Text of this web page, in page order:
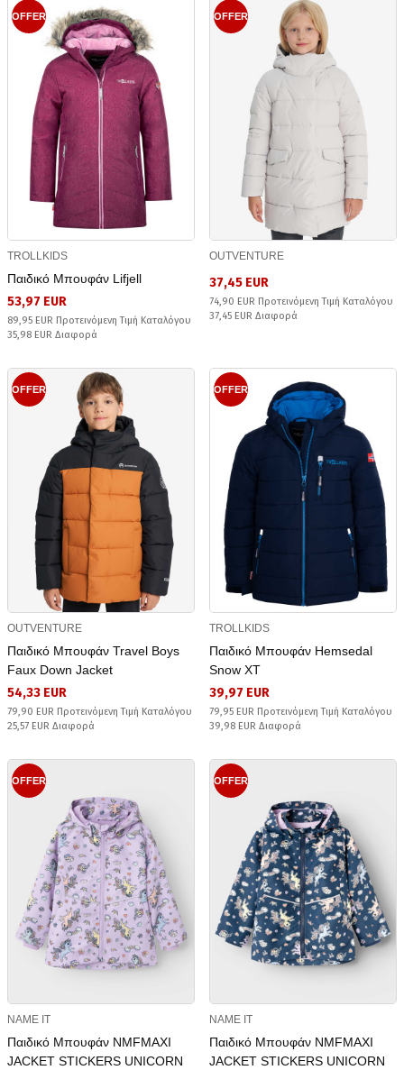
OFFER
TROLLKIDS
Παιδικό Μπουφάν Lifjell
53,97 EUR
89,95 EUR Προτεινόμενη Τιμή Καταλόγου
35,98 EUR Διαφορά
OFFER
OUTVENTURE
37,45 EUR
74,90 EUR Προτεινόμενη Τιμή Καταλόγου
37,45 EUR Διαφορά
OFFER
OUTVENTURE
Παιδικό Μπουφάν Travel Boys
Faux Down Jacket
54,33 EUR
79,90 EUR Προτεινόμενη Τιμή Καταλόγου
25,57 EUR Διαφορά
OFFER
TROLLKIDS
Παιδικό Μπουφάν Hemsedal
Snow XT
39,97 EUR
79,95 EUR Προτεινόμενη Τιμή Καταλόγου
39,98 EUR Διαφορά
OFFER
NAME IT
Παιδικό Μπουφάν NMFMAXI
JACKET STICKERS UNICORN
OFFER
NAME IT
Παιδικό Μπουφάν NMFMAXI
JACKET STICKERS UNICORN